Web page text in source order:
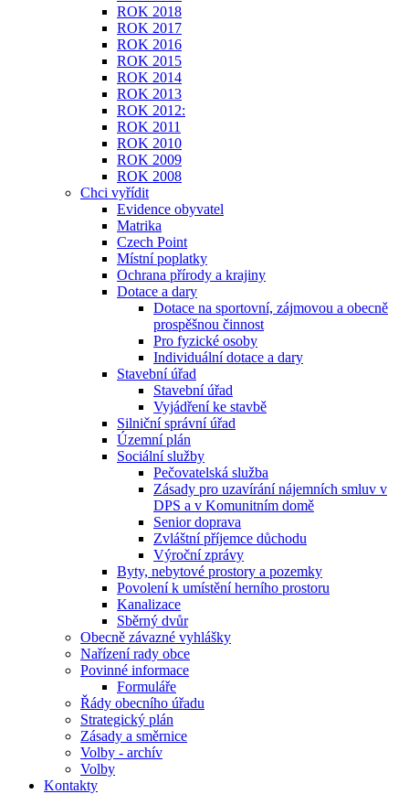
ROK 2018
ROK 2017
ROK 2016
ROK 2015
ROK 2014
ROK 2013
ROK 2012:
ROK 2011
ROK 2010
ROK 2009
ROK 2008
Chci vyřídit
Evidence obyvatel
Matrika
Czech Point
Místní poplatky
Ochrana přírody a krajiny
Dotace a dary
Dotace na sportovní, zájmovou a obecně
prospěšnou činnost
Pro fyzické osoby
Individuální dotace a dary
Stavební úřad
Stavební úřad
Vyjádření ke stavbě
Silniční správní úřad
Územní plán
Sociální služby
Pečovatelská služba
Zásady pro uzavírání nájemních smluv v
DPS a v Komunitním domě
Senior doprava
Zvláštní příjemce důchodu
Výroční zprávy
Byty, nebytové prostory a pozemky
Povolení k umístění herního prostoru
Kanalizace
Sběrný dvůr
Obecně závazné vyhlášky
Nařízení rady obce
Povinné informace
Formuláře
Řády obecního úřadu
Strategický plán
Zásady a směrnice
Volby - archív
Volby
Kontakty